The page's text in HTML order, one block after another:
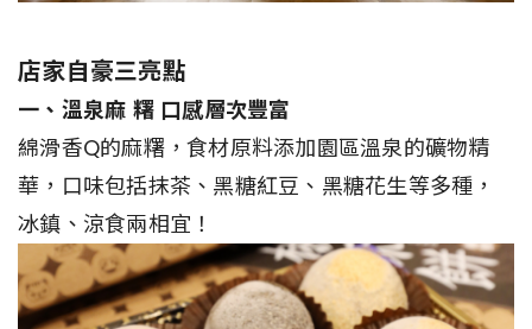
店家自豪三亮點
一、溫泉麻 糬 口感層次豐富
綿滑香Q的麻糬，食材原料添加園區溫泉的礦物精
華，口味包括抹茶、黑糖紅豆、黑糖花生等多種，
冰鎮、涼食兩相宜！